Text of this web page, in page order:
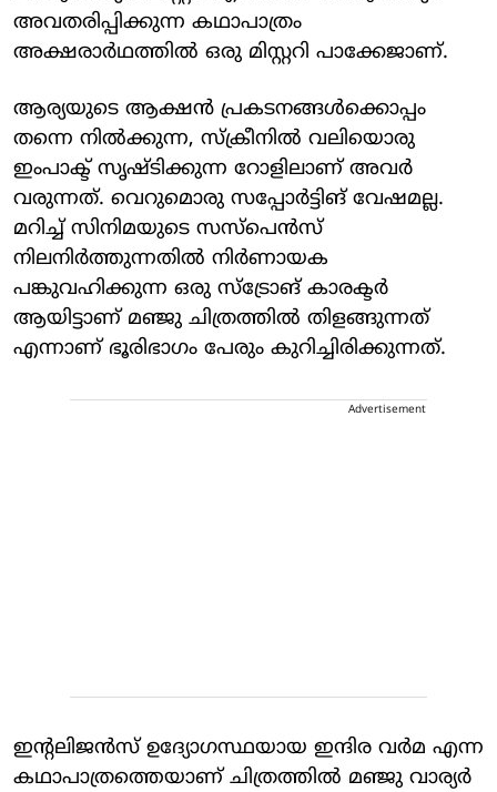
അവതരിപ്പിക്കുന്ന കഥാപാത്രം
അക്ഷരാർഥത്തിൽ ഒരു മിസ്റ്ററി പാക്കേജാണ്.
ആര്യയുടെ ആക്ഷൻ പ്രകടനങ്ങൾക്കൊപ്പം
തന്നെ നിൽക്കുന്ന, സ്ക്രീനിൽ വലിയൊരു
ഇംപാക്ട് സൃഷ്ടിക്കുന്ന റോളിലാണ് അവർ
വരുന്നത്. വെറുമൊരു സപ്പോർട്ടിങ് വേഷമല്ല.
മറിച്ച് സിനിമയുടെ സസ്പെൻസ്
നിലനിർത്തുന്നതിൽ നിർണായക
പങ്കുവഹിക്കുന്ന ഒരു സ്ട്രോങ് കാരക്ടർ
ആയിട്ടാണ് മഞ്ജു ചിത്രത്തിൽ തിളങ്ങുന്നത്
എന്നാണ് ഭൂരിഭാ​ഗം പേരും കുറിച്ചിരിക്കുന്നത്.
Advertisement
ഇന്റലിജൻസ് ഉദ്യോ​ഗസ്ഥയായ ഇന്ദിര വർമ എന്ന
കഥാപാത്രത്തെയാണ് ചിത്രത്തിൽ മഞ്ജു വാര്യർ